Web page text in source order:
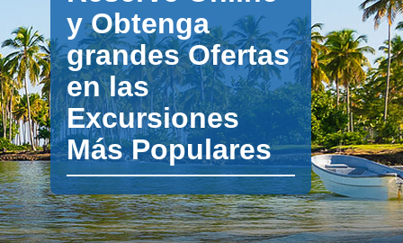
y Obtenga
grandes Ofertas
en las
Excursiones
Más Populares